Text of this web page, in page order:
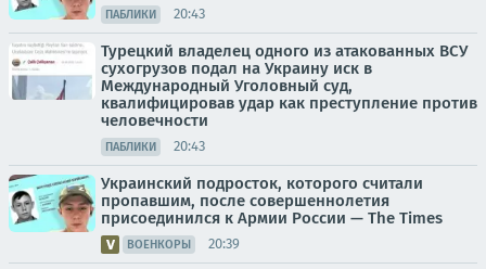
ПАБЛИКИ 20:43
Турецкий владелец одного из атакованных ВСУ
сухогрузов подал на Украину иск в
Международный Уголовный суд,
квалифицировав удар как преступление против
человечности
ПАБЛИКИ 20:43
Украинский подросток, которого считали
пропавшим, после совершеннолетия
присоединился к Армии России — The Times
ВОЕНКОРЫ 20:39